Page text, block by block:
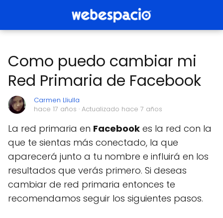
Como puedo cambiar mi
Red Primaria de Facebook
Carmen Lliulla
hace 17 años · Actualizado hace 7 años
La red primaria en Facebook es la red con la
que te sientas más conectado, la que
aparecerá junto a tu nombre e influirá en los
resultados que verás primero. Si deseas
cambiar de red primaria entonces te
recomendamos seguir los siguientes pasos.